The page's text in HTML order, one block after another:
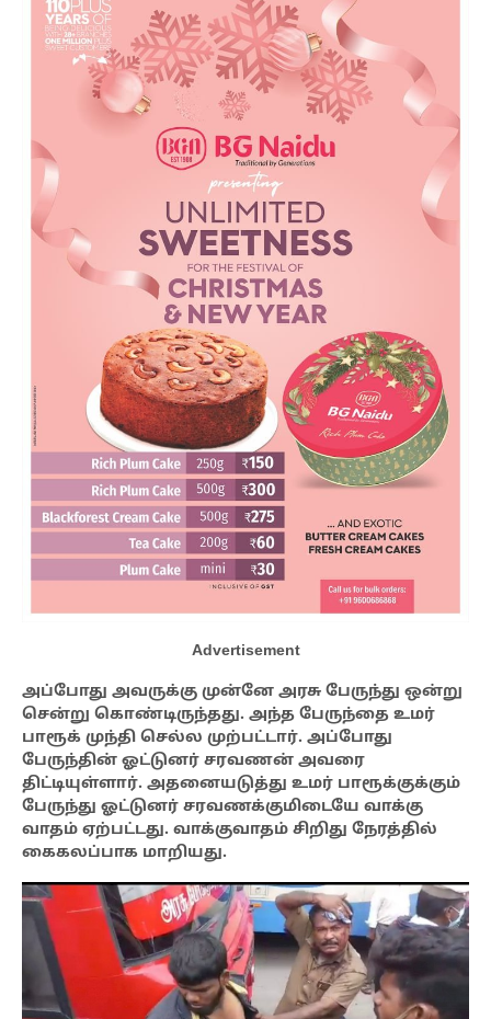
Advertisement
அப்போது அவருக்கு முன்னே அரசு பேருந்து ஒன்று
சென்று கொண்டிருந்தது. அந்த பேருந்தை உமர்
பாரூக் முந்தி செல்ல முற்பட்டார். அப்போது
பேருந்தின் ஓட்டுனர் சரவணன் அவரை
திட்டியுள்ளார். அதனையடுத்து உமர் பாரூக்குக்கும்
பேருந்து ஓட்டுனர் சரவணக்குமிடையே வாக்கு
வாதம் ஏற்பட்டது. வாக்குவாதம் சிறிது நேரத்தில்
கைகலப்பாக மாறியது.